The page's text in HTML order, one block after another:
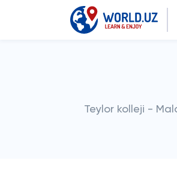
Teylor kolleji -